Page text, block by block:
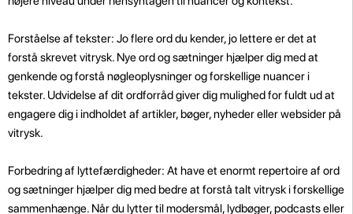
Forståelse af tekster: Jo flere ord du kender, jo lettere er det at
forstå skrevet vitrysk. Nye ord og sætninger hjælper dig med at
genkende og forstå nøgleoplysninger og forskellige nuancer i
tekster. Udvidelse af dit ordforråd giver dig mulighed for fuldt ud at
engagere dig i indholdet af artikler, bøger, nyheder eller websider på
vitrysk.
Forbedring af lyttefærdigheder: At have et enormt repertoire af ord
og sætninger hjælper dig med bedre at forstå talt vitrysk i forskellige
sammenhænge. Når du lytter til modersmål, lydbøger, podcasts eller